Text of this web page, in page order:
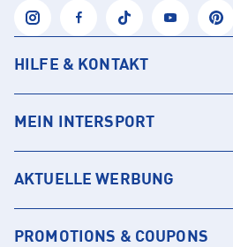
HILFE & KONTAKT
MEIN INTERSPORT
AKTUELLE WERBUNG
PROMOTIONS & COUPONS